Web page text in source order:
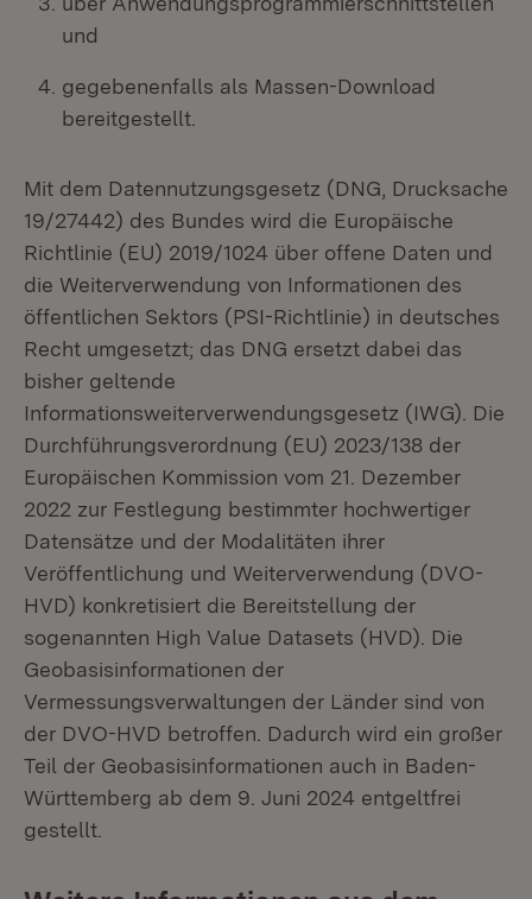
und
gegebenenfalls als Massen-Download
bereitgestellt.
Mit dem Datennutzungsgesetz (DNG, Drucksache
19/27442) des Bundes wird die Europäische
Richtlinie (EU) 2019/1024 über offene Daten und
die Weiterverwendung von Informationen des
öffentlichen Sektors (PSI-Richtlinie) in deutsches
Recht umgesetzt; das DNG ersetzt dabei das
bisher geltende
Informationsweiterverwendungsgesetz (IWG). Die
Durchführungsverordnung (EU) 2023/138 der
Europäischen Kommission vom 21. Dezember
2022 zur Festlegung bestimmter hochwertiger
Datensätze und der Modalitäten ihrer
Veröffentlichung und Weiterverwendung (DVO-
HVD) konkretisiert die Bereitstellung der
sogenannten High Value Datasets (HVD). Die
Geobasisinformationen der
Vermessungsverwaltungen der Länder sind von
der DVO-HVD betroffen. Dadurch wird ein großer
Teil der Geobasisinformationen auch in Baden-
Württemberg ab dem 9. Juni 2024 entgeltfrei
gestellt.